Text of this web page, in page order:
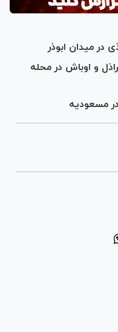
در میدان ابوذر
و اوباش در محله
مسعودیه